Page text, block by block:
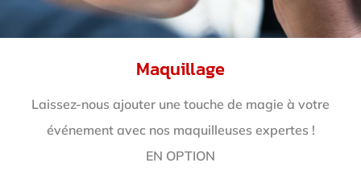
Maquillage
Laissez-nous ajouter une touche de magie à votre
événement avec nos maquilleuses expertes !
EN OPTION